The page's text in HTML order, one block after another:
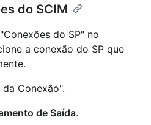
do SCIM
do SP" no
a conexão do SP que
Conexão".
de Saída.